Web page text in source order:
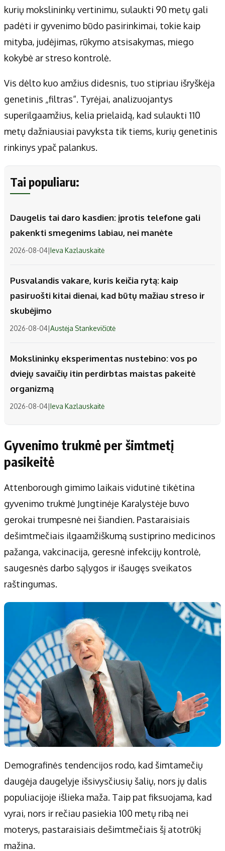
kurių mokslininkų vertinimu, sulaukti 90 metų gali
padėti ir gyvenimo būdo pasirinkimai, tokie kaip
mityba, judėjimas, rūkymo atsisakymas, miego
kokybė ar streso kontrolė.
Vis dėlto kuo amžius didesnis, tuo stipriau išryškėja
genetinis „filtras“. Tyrėjai, analizuojantys
superilgaamžius, kelia prielaidą, kad sulaukti 110
metų dažniausiai pavyksta tik tiems, kurių genetinis
rinkinys ypač palankus.
Tai populiaru:
Daugelis tai daro kasdien: įprotis telefone gali
pakenkti smegenims labiau, nei manėte
2026-08-04|Ieva Kazlauskaitė
Pusvalandis vakare, kuris keičia rytą: kaip
pasiruošti kitai dienai, kad būtų mažiau streso ir
skubėjimo
2026-08-04|Austėja Stankevičiūtė
Mokslininkų eksperimentas nustebino: vos po
dviejų savaičių itin perdirbtas maistas pakeitė
organizmą
2026-08-04|Ieva Kazlauskaitė
Gyvenimo trukmė per šimtmetį
pasikeitė
Attenborough gimimo laikais vidutinė tikėtina
gyvenimo trukmė Jungtinėje Karalystėje buvo
gerokai trumpesnė nei šiandien. Pastaraisiais
dešimtmečiais ilgaamžiškumą sustiprino medicinos
pažanga, vakcinacija, geresnė infekcijų kontrolė,
saugesnės darbo sąlygos ir išaugęs sveikatos
raštingumas.
Demografinės tendencijos rodo, kad šimtamečių
daugėja daugelyje išsivysčiusių šalių, nors jų dalis
populiacijoje išlieka maža. Taip pat fiksuojama, kad
vyrai, nors ir rečiau pasiekia 100 metų ribą nei
moterys, pastaraisiais dešimtmečiais šį atotrūkį
mažina.